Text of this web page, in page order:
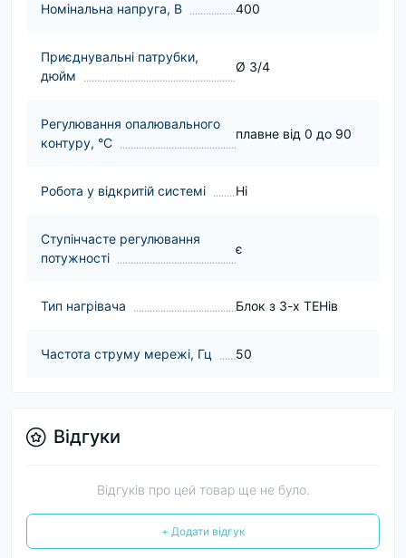
Номінальна напруга, В 400
Приєднувальні патрубки,
дюйм
Ø 3/4
Регулювання опалювального
контуру, °С
плавне від 0 до 90
Робота у відкритій системі Нi
Ступінчасте регулювання
потужності
є
Тип нагрівача Блок з 3-х ТЕНів
Частота струму мережі, Гц 50
Відгуки
Відгуків про цей товар ще не було.
+ Додати відгук